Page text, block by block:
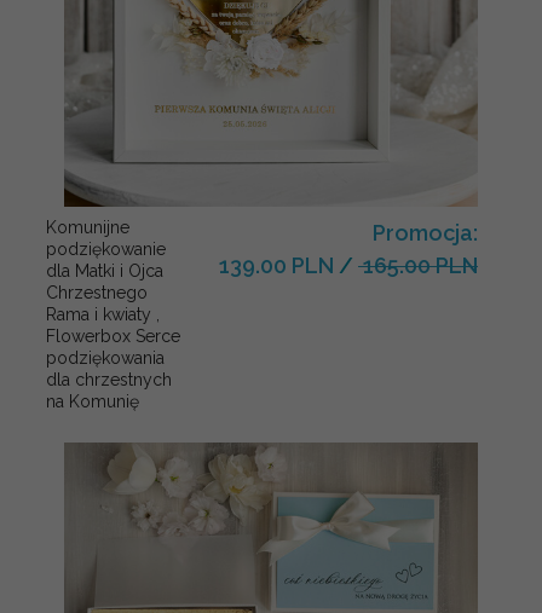
Komunijne
podziękowanie
dla Matki i Ojca
Chrzestnego
Rama i kwiaty ,
Flowerbox Serce
podziękowania
dla chrzestnych
na Komunię
Promocja:
139.00 PLN / 165.00 PLN